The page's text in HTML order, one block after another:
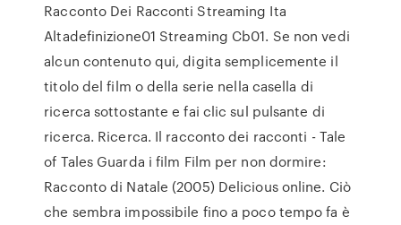
Racconto Dei Racconti Streaming Ita
Altadefinizione01 Streaming Cb01. Se non vedi
alcun contenuto qui, digita semplicemente il
titolo del film o della serie nella casella di
ricerca sottostante e fai clic sul pulsante di
ricerca. Ricerca. Il racconto dei racconti - Tale
of Tales Guarda i film Film per non dormire:
Racconto di Natale (2005) Delicious online. Ciò
che sembra impossibile fino a poco tempo fa è